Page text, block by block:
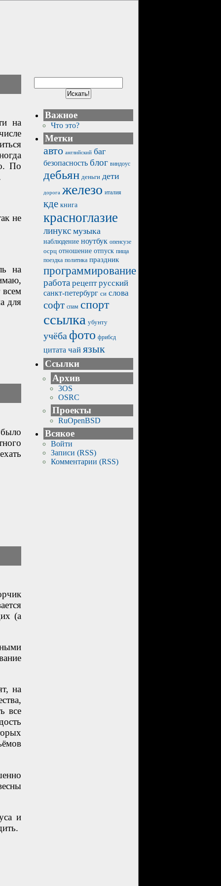
на
По
не
на
всем
для
(а
на
все
и
Важное
Что это?
Метки
авто английский баг
безопасность блог виндоус
дебьян деньги дети
дорога железо италия
кде книга
красноглазие
линукс музыка
наблюдение ноутбук опенсузе
осрц отношение отпуск пища
поездка политика праздник
программирование
работа рецепт русский
санкт-петербург си слова
софт спам спорт
ссылка убунту
учёба фото фрибсд
цитата чай язык
Ссылки
Архив
3OS
OSRC
Проекты
RuOpenBSD
Всякое
Войти
Записи (RSS)
Комментарии (RSS)